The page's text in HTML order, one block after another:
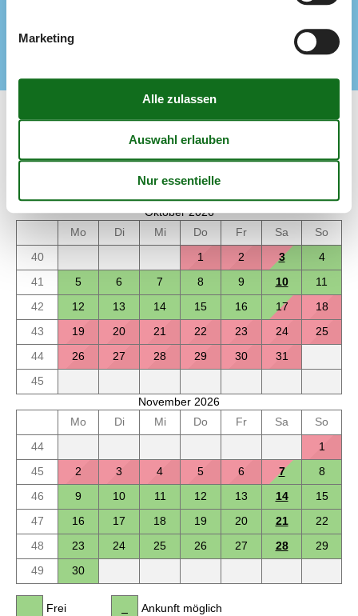
Schlafzimmer
3
Ankunft
Oktober 2026
Mo
Di Mi Do Fr Sa
So
40
1 2 3
4
41
5 6 7 8 9 10
11
42
12 13 14 15 16 17
18
43
19 20 21 22 23 24
25
44
26 27 28 29 30
31
45
November 2026
Mo
Di Mi Do Fr Sa
So
44
1
45
2 3 4 5 6 7
8
46
9 10 11 12 13 14
15
47
16 17 18 19 20 21
22
48
23 24 25 26 27 28
29
49
30
Frei Ankunft möglich
Marketing